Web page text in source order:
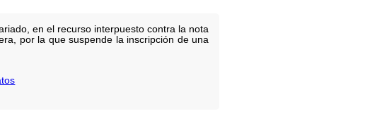
en el recurso interpuesto contra la nota
por la que suspende la inscripción de una